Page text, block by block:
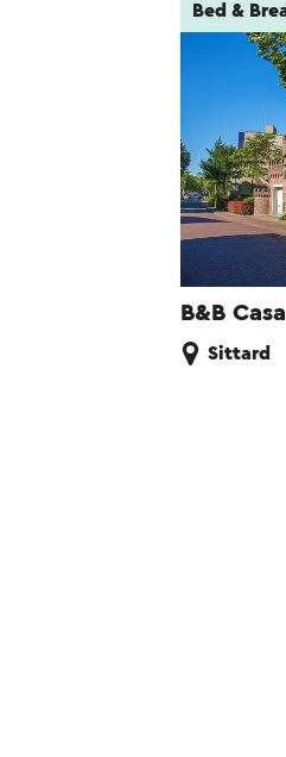
B&B
Bed &
Sittard